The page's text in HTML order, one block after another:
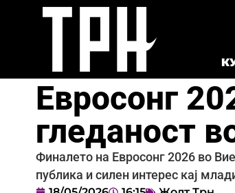
Евросонг
гледаност
Финалето на Евросонг 2026 во
публика и силен интерес кај